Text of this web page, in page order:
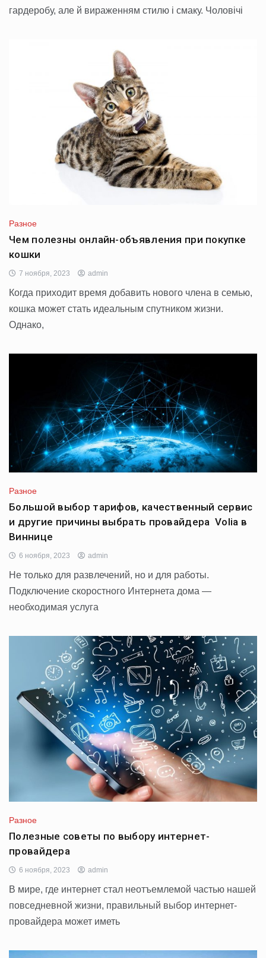
гардеробу, але й вираженням стилю і смаку. Чоловічі
Разное
Чем полезны онлайн-объявления при покупке
кошки
7 ноября, 2023 admin
Когда приходит время добавить нового члена в семью,
кошка может стать идеальным спутником жизни.
Однако,
Разное
Большой выбор тарифов, качественный сервис
и другие причины выбрать провайдера Volia в
Виннице
6 ноября, 2023 admin
Не только для развлечений, но и для работы.
Подключение скоростного Интернета дома —
необходимая услуга
Разное
Полезные советы по выбору интернет-
провайдера
6 ноября, 2023 admin
В мире, где интернет стал неотъемлемой частью нашей
повседневной жизни, правильный выбор интернет-
провайдера может иметь